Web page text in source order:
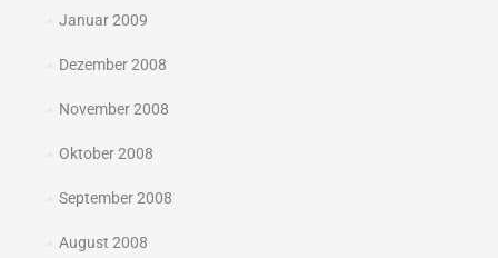
Januar 2009
Dezember 2008
November 2008
Oktober 2008
September 2008
August 2008